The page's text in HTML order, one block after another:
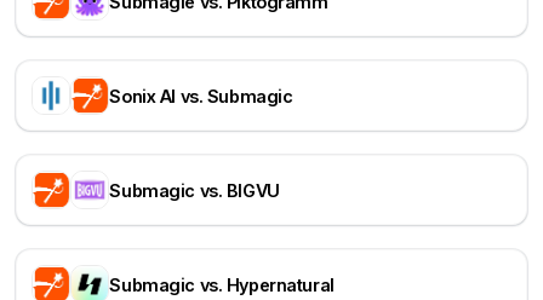
Sonix AI vs. Submagic
Submagic vs. BIGVU
Submagic vs. Hypernatural